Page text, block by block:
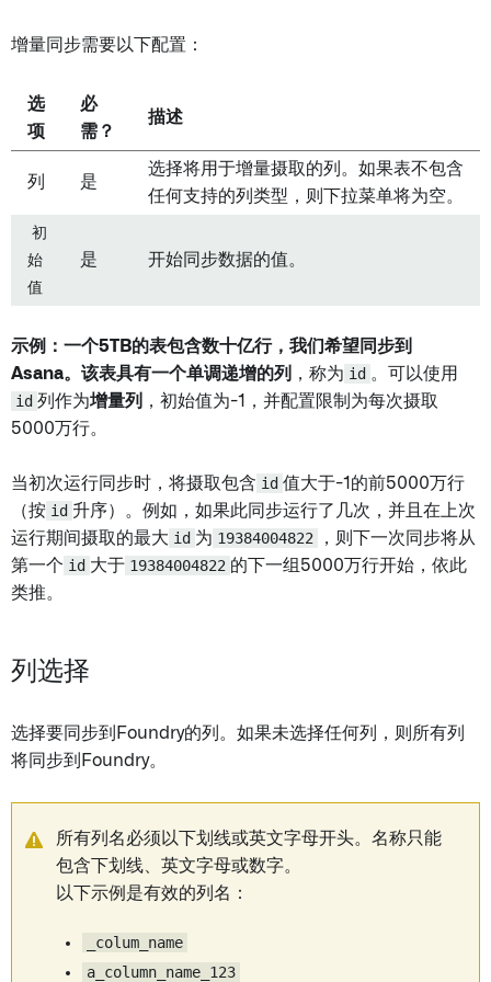
增量同步需要以下配置：
选
项
必
需？
描述
列 是
选择将用于增量摄取的列。如果表不包含
任何支持的列类型，则下拉菜单将为空。
初
始
值
是 开始同步数据的值。
示例： 一个5TB的表包含数十亿行，我们希望同步到
Asana。该表具有一个单调递增的列 ，称为 id 。可以使用
id 列作为增量列
，初始值为-1，并配置限制为每次摄取
5000万行。
当初次运行同步时，将摄取包含 id 值大于-1的前5000万行
（按 id 升序）。例如，如果此同步运行了几次，并且在上次
运行期间摄取的最大 id 为 19384004822
，则下一次同步将从
第一个 id 大于 19384004822 的下一组5000万行开始，依此
类推。
列选择
选择要同步到Foundry的列。如果未选择任何列，则所有列
将同步到Foundry。
所有列名必须以下划线或英文字母开头。名称只能
包含下划线、英文字母或数字。
以下示例是有效的列名：
_colum_name
a_column_name_123